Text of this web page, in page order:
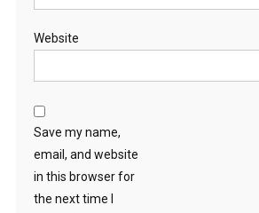
Website
Save my name,
email, and website
in this browser for
the next time I